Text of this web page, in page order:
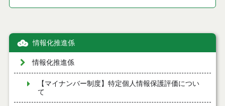
情報化推進係
情報化推進係
【マイナンバー制度】特定個人情報保護評価につい
て